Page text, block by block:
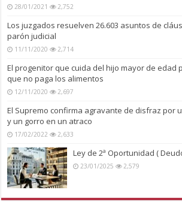
28/01/2021 2,752
Los juzgados resuelven 26.603 asuntos de
parón judicial
11/11/2020 2,714
El progenitor que cuida del hijo mayor de edad
que no paga los alimentos
12/11/2020 2,697
El Supremo confirma agravante de disfraz por
y un gorro en un atraco
17/02/2022 2,633
Ley de 2ª Oportunidad (
23/01/2025 2,579